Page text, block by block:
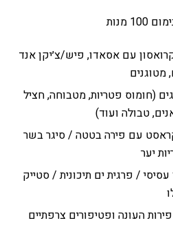
מנות
עם אסאדו, פיש/צ׳יקן אנד
מטוגנים
11 סוגים (חומוס פטריות, מטבוחה, חציל
טבולה ועוד)
קראסט עם פירה בטטה / סיגר בשר
יער
/ פרגית ים תיכונית / סטייק
העונה ופטיפורים צרפתיים